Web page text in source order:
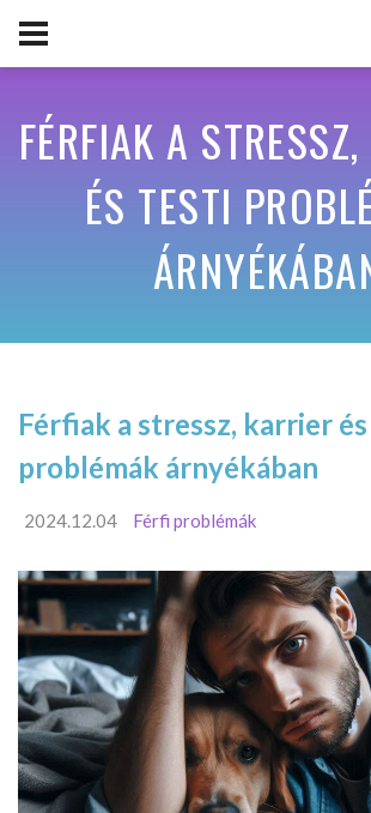
FÉRFIAK A
ÉS TESTI
Férfiak a stressz, karrier
problémák árnyékában
2024.12.04 Férfi problémák